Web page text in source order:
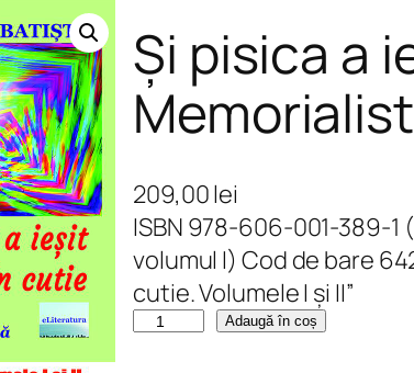
Și pisica a
209,00lei
ISBN 978-606-001-389-1
volumul I) Cod de bare
cutie. Volumele I și II”
C
Adaugă în coș